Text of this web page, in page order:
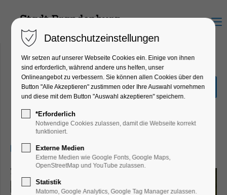
Menu
Sonderausstellung "Hin &
Weg"
Ausstellung, Kinder, Jugend, Kunst,
Mitmach-Aktion
08.07.2026, 13:00–17:00
Datenschutzeinstellungen
Wir setzen auf unserer Webseite Cookies ein. Einige von ihnen
sind erforderlich, während andere uns helfen, unser
Onlineangebot zu verbessern. Sie können allen Cookies über den
Button "Alle Akzeptieren" zustimmen oder Ihre Auswahl vornehmen
und diese mit dem Button "Auswahl akzeptieren" speichern.
*Erforderlich
Notwendige Cookies zulassen, damit die Webseite korrekt
funktioniert.
Externe Medien
Externe Medien wie Google Fonts, Google Maps,
OpenStreetMap und YouTube zulassen.
Statistik
Matomo, Google Analytics, Google Tag Manager zulassen.